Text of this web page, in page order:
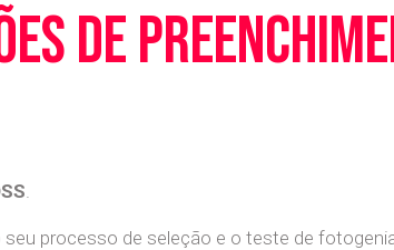
de
processo de seleção e o teste de